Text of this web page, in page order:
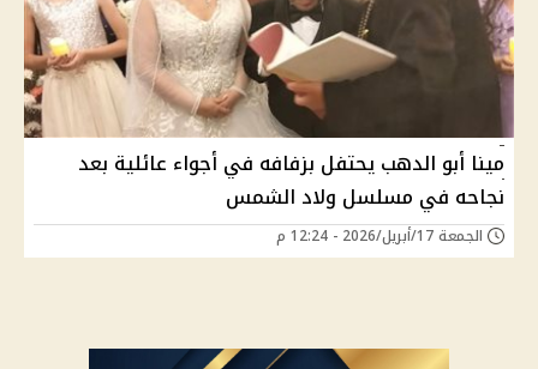
مينا أبو الدهب يحتفل بزفافه في أجواء عائلية بعد
نجاحه في مسلسل ولاد الشمس
الجمعة 17/أبريل/2026 - 12:24 م